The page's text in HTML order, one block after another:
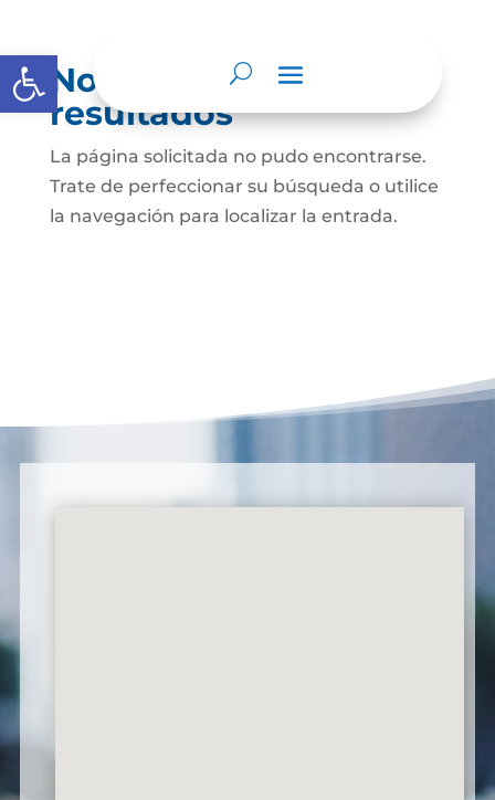
Abrir barra de herramientas
No se encontraron
resultados
La página solicitada no pudo encontrarse.
Trate de perfeccionar su búsqueda o utilice
la navegación para localizar la entrada.